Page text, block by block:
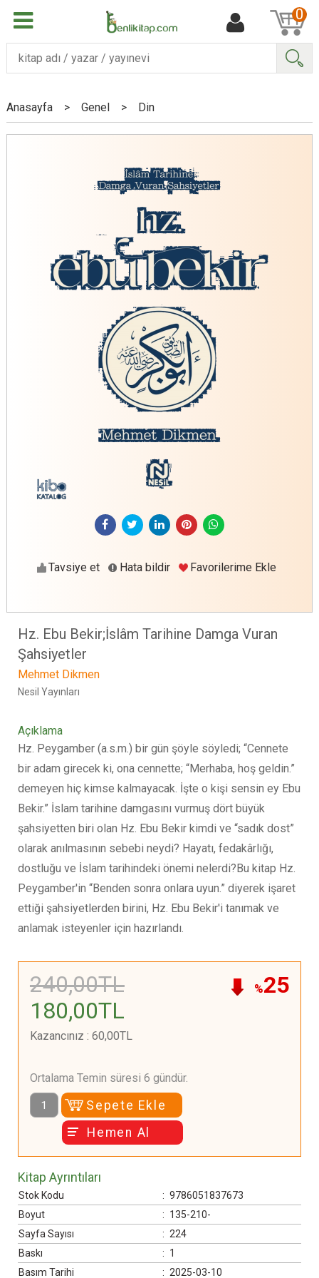
0
Anasayfa > Genel > Din
Tavsiye et Hata bildir Favorilerime Ekle
Hz. Ebu Bekir;İslâm Tarihine Damga Vuran
Şahsiyetler
Mehmet Dikmen
Nesil Yayınları
Açıklama
Hz. Peygamber (a.s.m.) bir gün şöyle söyledi; “Cennete
bir adam girecek ki, ona cennette; “Merhaba, hoş geldin.”
demeyen hiç kimse kalmayacak. İşte o kişi sensin ey Ebu
Bekir.” İslam tarihine damgasını vurmuş dört büyük
şahsiyetten biri olan Hz. Ebu Bekir kimdi ve “sadık dost”
olarak anılmasının sebebi neydi? Hayatı, fedakârlığı,
dostluğu ve İslam tarihindeki önemi nelerdi?Bu kitap Hz.
Peygamber'in “Benden sonra onlara uyun.” diyerek işaret
ettiği şahsiyetlerden birini, Hz. Ebu Bekir'i tanımak ve
anlamak isteyenler için hazırlandı.
%25
240,00TL
180,00TL
Kazancınız : 60,00TL
Ortalama Temin süresi 6 gündür.
Sepete Ekle
Hemen Al
Kitap Ayrıntıları
Stok Kodu : 9786051837673
Boyut
: 135-210-
Sayfa Sayısı
: 224
Baskı
: 1
Basım Tarihi
: 2025-03-10